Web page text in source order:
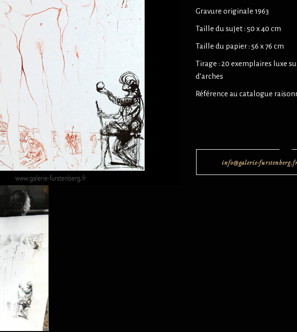
Gravure originale 1963
Taille du sujet : 50 x 40 cm
Taille du papier : 56 x 76 cm
Tirage : 20 exemplaires luxe
d’arches
Référence au catalogue
info@galerie-